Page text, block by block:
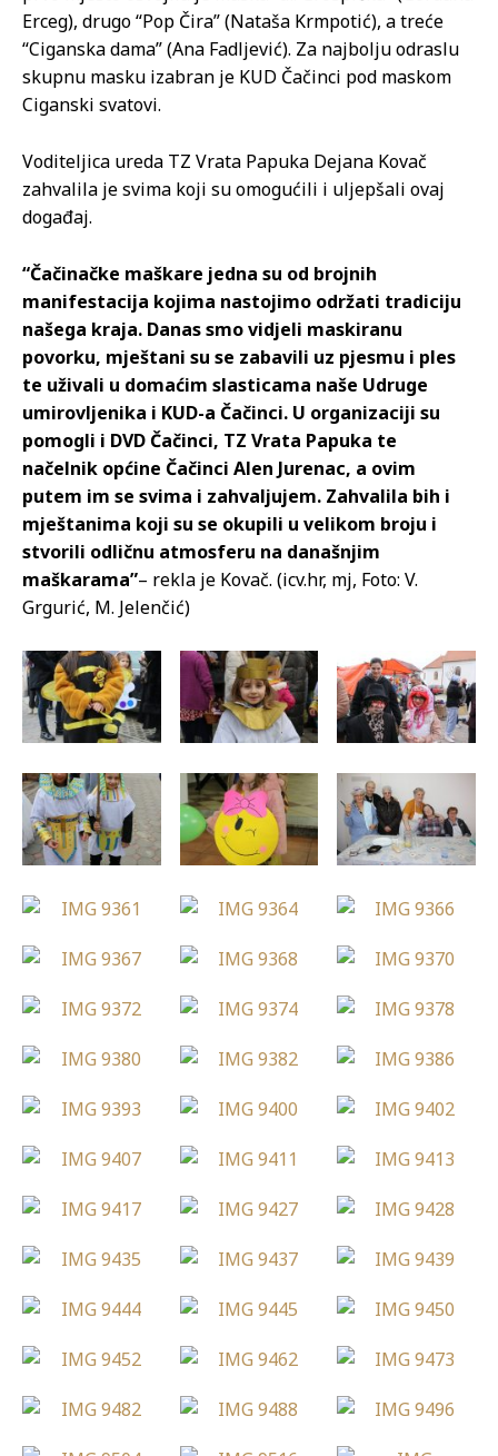
Erceg), drugo “Pop Čira” (Nataša Krmpotić), a treće
“Ciganska dama” (Ana Fadljević). Za najbolju odraslu
skupnu masku izabran je KUD Čačinci pod maskom
Ciganski svatovi.
Voditeljica ureda TZ Vrata Papuka Dejana Kovač
zahvalila je svima koji su omogućili i uljepšali ovaj
događaj.
“Čačinačke maškare jedna su od brojnih
manifestacija kojima nastojimo održati tradiciju
našega kraja. Danas smo vidjeli maskiranu
povorku, mještani su se zabavili uz pjesmu i ples
te uživali u domaćim slasticama naše Udruge
umirovljenika i KUD-a Čačinci. U organizaciji su
pomogli i DVD Čačinci, TZ Vrata Papuka te
načelnik općine Čačinci Alen Jurenac, a ovim
putem im se svima i zahvaljujem. Zahvalila bih i
mještanima koji su se okupili u velikom broju i
stvorili odličnu atmosferu na današnjim
maškarama”– rekla je Kovač. (icv.hr, mj, Foto: V.
Grgurić, M. Jelenčić)